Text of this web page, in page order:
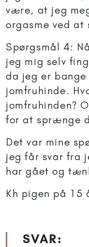
være, at jeg
orgasme ved at
Spørgsmål 4:
jeg mig selv
da jeg er
jomfruhinde.
jomfruhinden?
for at sprænge
Det var mine
jeg får svar fra
har gået og
Kh pigen på 15
SVAR: